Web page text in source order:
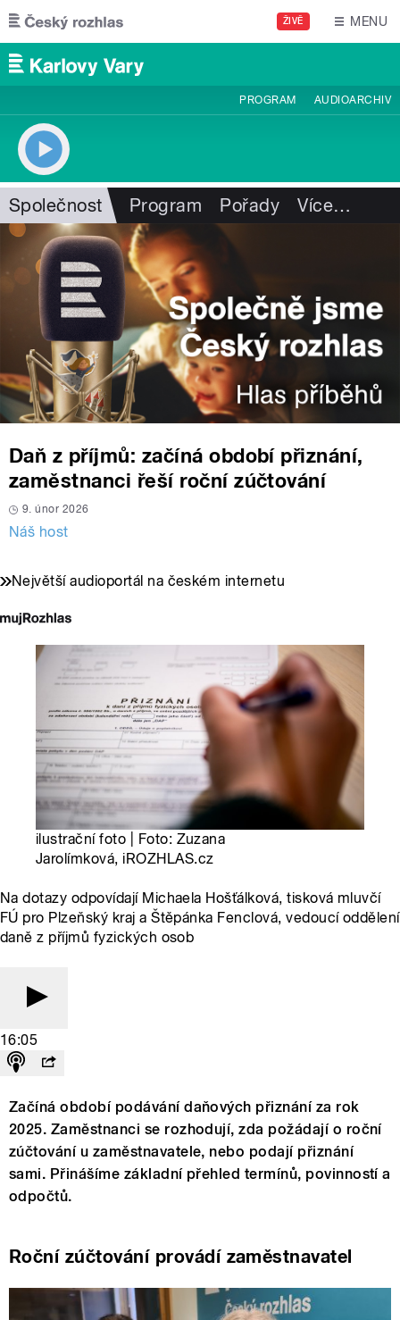
Přejít k hlavnímu obsahu
ŽIVĚ MENU
PROGRAM AUDIOARCHIV
Společnost Program Pořady Více…
Daň z příjmů: začíná období přiznání,
zaměstnanci řeší roční zúčtování
9. únor 2026
Náš host
Největší audioportál na českém internetu
ilustrační foto | Foto: Zuzana
Jarolímková, iROZHLAS.cz
Na dotazy odpovídají Michaela Hošťálková, tisková mluvčí
FÚ pro Plzeňský kraj a Štěpánka Fenclová, vedoucí oddělení
daně z příjmů fyzických osob
16:05
Začíná období podávání daňových přiznání za rok
2025. Zaměstnanci se rozhodují, zda požádají o roční
zúčtování u zaměstnavatele, nebo podají přiznání
sami. Přinášíme základní přehled termínů, povinností a
odpočtů.
Roční zúčtování provádí zaměstnavatel